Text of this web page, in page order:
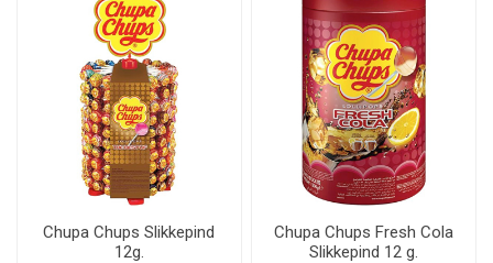
Chupa Chups Slikkepind
12g.
Chupa Chups Fresh Cola
Slikkepind 12 g.